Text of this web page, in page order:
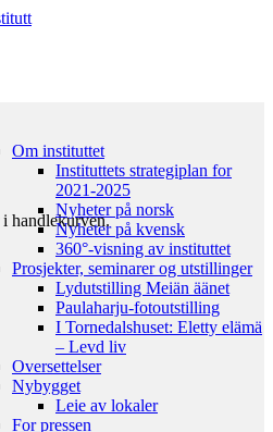
handlekurven.
Om instituttet
Instituttets strategiplan for
2021-2025
Nyheter på norsk
Nyheter på kvensk
360°-visning av instituttet
Prosjekter, seminarer og utstillinger
Lydutstilling Meiän äänet
Paulaharju-fotoutstilling
I Tornedalshuset: Eletty elämä
– Levd liv
Oversettelser
Nybygget
Leie av lokaler
For pressen